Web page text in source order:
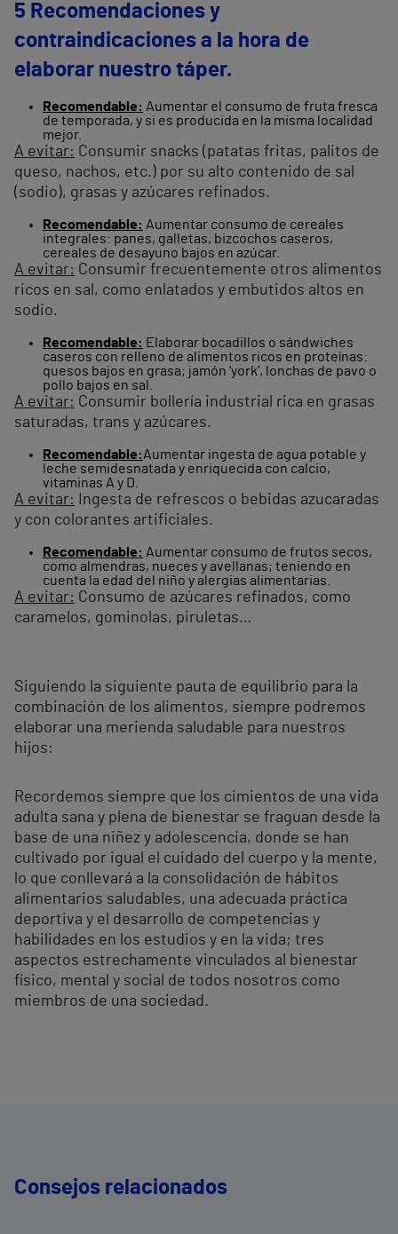
5 Recomendaciones y
contraindicaciones a la hora de
elaborar nuestro táper.
Recomendable: Aumentar el consumo de fruta fresca
de temporada, y si es producida en la misma localidad
mejor.
A evitar: Consumir snacks (patatas fritas, palitos de
queso, nachos, etc.) por su alto contenido de sal
(sodio), grasas y azúcares refinados.
Recomendable: Aumentar consumo de cereales
integrales: panes, galletas, bizcochos caseros,
cereales de desayuno bajos en azúcar.
A evitar: Consumir frecuentemente otros alimentos
ricos en sal, como enlatados y embutidos altos en
sodio.
Recomendable: Elaborar bocadillos o sándwiches
caseros con relleno de alimentos ricos en proteínas:
quesos bajos en grasa; jamón ‘york’, lonchas de pavo o
pollo bajos en sal.
A evitar: Consumir bollería industrial rica en grasas
saturadas, trans y azúcares.
Recomendable:Aumentar ingesta de agua potable y
leche semidesnatada y enriquecida con calcio,
vitaminas A y D.
A evitar:
Ingesta de refrescos o bebidas azucaradas
y con colorantes artificiales.
Recomendable: Aumentar consumo de frutos secos,
como almendras, nueces y avellanas; teniendo en
cuenta la edad del niño y alergias alimentarias.
A evitar: Consumo de azúcares refinados, como
caramelos, gominolas, piruletas…
Siguiendo la siguiente pauta de equilibrio para la
combinación de los alimentos, siempre podremos
elaborar una merienda saludable para nuestros
hijos:
Recordemos siempre que los cimientos de una vida
adulta sana y plena de bienestar se fraguan desde la
base de una niñez y adolescencia, donde se han
cultivado por igual el cuidado del cuerpo y la mente,
lo que conllevará a la consolidación de hábitos
alimentarios saludables, una adecuada práctica
deportiva y el desarrollo de competencias y
habilidades en los estudios y en la vida; tres
aspectos estrechamente vinculados al bienestar
físico, mental y social de todos nosotros como
miembros de una sociedad.
Consejos relacionados